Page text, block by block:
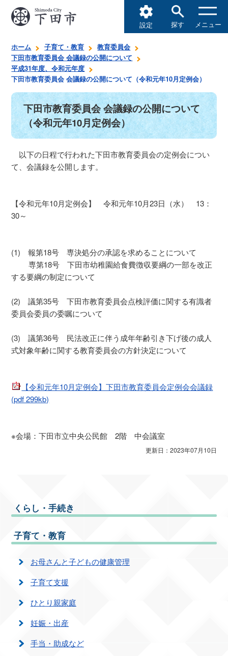
設定 探す メニュー
ホーム 子育て・教育
教育委員会
下田市教育委員会 会議録の公開について
平成31年度、令和元年度
下田市教育委員会 会議録の公開について（令和元年10月定例会）
下田市教育委員会 会議録の公開について
（令和元年10月定例会）
以下の日程で行われた下田市教育委員会の定例会につい
て、会議録を公開します。
【令和元年10月定例会】 令和元年10月23日（水） 13：
30～
(1) 報第18号 専決処分の承認を求めることについて
専第18号 下田市幼稚園給食費徴収要綱の一部を改正
する要綱の制定について
(2) 議第35号 下田市教育委員会点検評価に関する有識者
委員会委員の委嘱について
(3) 議第36号 民法改正に伴う成年年齢引き下げ後の成人
式対象年齢に関する教育委員会の方針決定について
【令和元年10月定例会】下田市教育委員会定例会会議録
(pdf 299kb)
※会場：下田市立中央公民館 2階 中会議室
更新日：2023年07月10日
くらし・手続き
子育て・教育
お母さんと子どもの健康管理
子育て支援
ひとり親家庭
妊娠・出産
手当・助成など